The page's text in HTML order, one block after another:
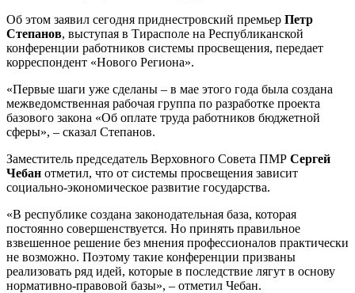
Об этом заявил сегодня приднестровский премьер Петр
Степанов, выступая в Тирасполе на Республиканской
конференции работников системы просвещения, передает
корреспондент «Нового Региона».
«Первые шаги уже сделаны – в мае этого года была создана
межведомственная рабочая группа по разработке проекта
базового закона «Об оплате труда работников бюджетной
сферы», – сказал Степанов.
Заместитель председатель Верховного Совета ПМР Сергей
Чебан отметил, что от системы просвещения зависит
социально-экономическое развитие государства.
«В республике создана законодательная база, которая
постоянно совершенствуется. Но принять правильное
взвешенное решение без мнения профессионалов практически
не возможно. Поэтому такие конференции призваны
реализовать ряд идей, которые в последствие лягут в основу
нормативно-правовой базы», – отметил Чебан.